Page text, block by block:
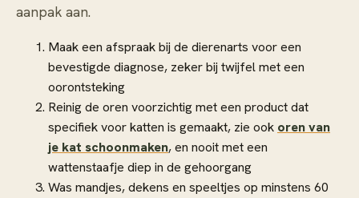
aanpak aan.
Maak een afspraak bij de dierenarts voor een
bevestigde diagnose, zeker bij twijfel met een
oorontsteking
Reinig de oren voorzichtig met een product dat
specifiek voor katten is gemaakt, zie ook oren van
je kat schoonmaken, en nooit met een
wattenstaafje diep in de gehoorgang
Was mandjes, dekens en speeltjes op minstens 60